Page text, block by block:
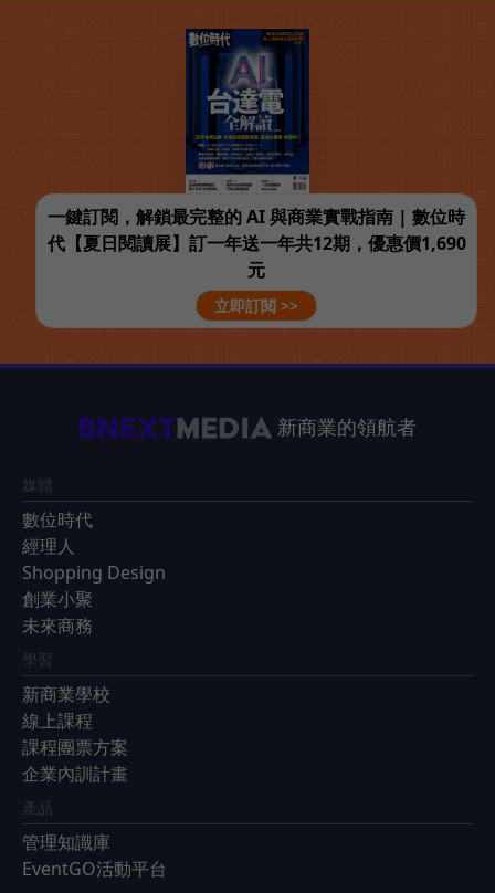
一鍵訂閱，解鎖最完整的 AI 與商業實戰指南 | 數位時
代【夏日閱讀展】訂一年送一年共12期，優惠價1,690
元
立即訂閱 >>
新商業的領航者
媒體
數位時代
經理人
Shopping Design
創業小聚
未來商務
學習
新商業學校
線上課程
課程團票方案
企業內訓計畫
產品
管理知識庫
EventGO活動平台